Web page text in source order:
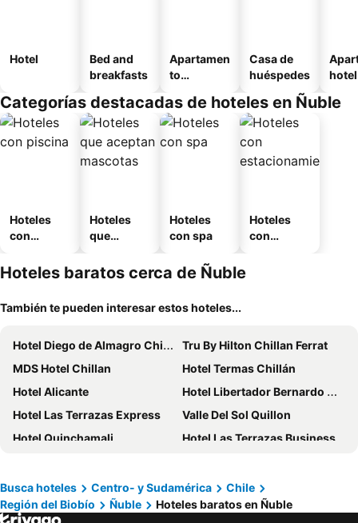
Hotel
Bed and
breakfasts
Apartamen
to
o
Casa de
huéspedes
hotel
Categorías destacadas de hoteles en Ñuble
Hoteles
con
Hoteles
que
mascotas
Hoteles
con spa
Hoteles
con
Hoteles baratos cerca de Ñuble
También te pueden interesar estos hoteles...
Hotel Diego de Almagro Chillan
Tru By Hilton Chillan Ferrat
MDS Hotel Chillan
Hotel Termas Chillán
Hotel Alicante
Hotel Libertador Bernardo O´Higgins
Hotel Las Terrazas Express
Valle Del Sol Quillon
Hotel Quinchamali
Hotel Las Terrazas Business
Complejo Turistico Los Hualles
Hotel Herencia
Hotel Borde Andino
Ruka Antu Ecolodge
Busca hoteles Centro- y Sudamérica
Chile
Región del Biobío
Ñuble Hoteles baratos en Ñuble